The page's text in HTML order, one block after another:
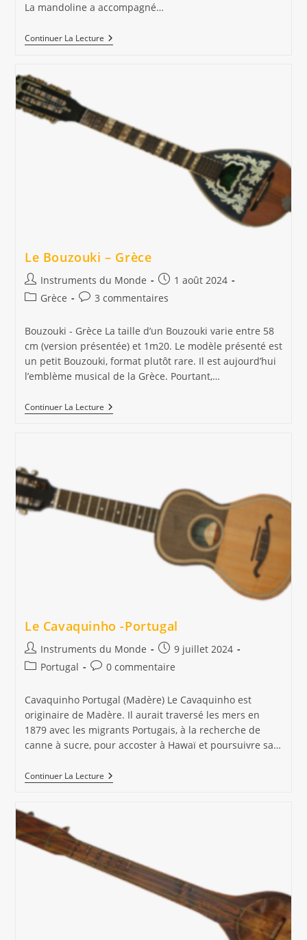
La mandoline a accompagné…
Continuer La LectureMandoline
–
Le Bouzouki – Grèce
Auteur/autrice
de
Instruments du Monde
Publication
publiée :
1 août 2024
PostGrèce
Commentaires
la
publication :
3 commentaires
Bouzouki - Grèce La taille d’un Bouzouki varie entre 58
cm (version présentée) et 1m20. Le modèle présenté est
un petit Bouzouki, format plutôt rare. Il est aujourd’hui
l’emblème musical de la Grèce. Pourtant,…
Continuer La LectureLe
Bouzouki
Le Cavaquinho -Portugal
Auteur/autrice
de
Instruments du Monde
Publication
publiée :
9 juillet 2024
PostPortugal
Commentaires
publication :
0 commentaire
Cavaquinho Portugal (Madère) Le Cavaquinho est
originaire de Madère. Il aurait traversé les mers en
1879 avec les migrants Portugais, à la recherche de
canne à sucre, pour accoster à Hawaï et poursuivre sa…
Continuer La LectureLe
Cavaquinho